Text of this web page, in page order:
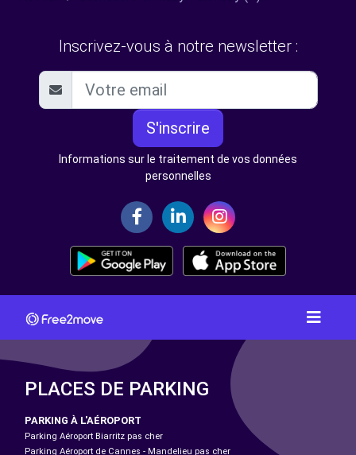
Inscrivez-vous à notre newsletter :
S'inscrire
Informations sur le traitement de vos données
personnelles
PLACES DE PARKING
PARKING À L'AÉROPORT
Parking Aéroport Biarritz pas cher
Parking Aéroport de Cannes - Mandelieu pas cher